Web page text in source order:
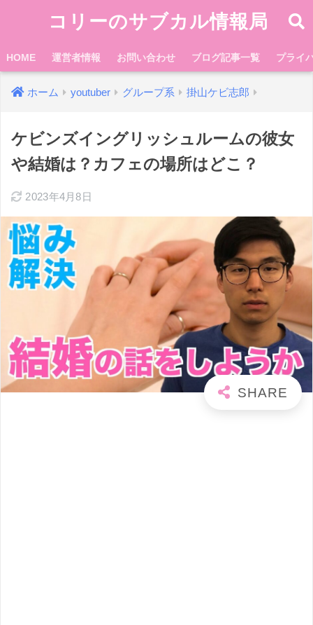
コリーのサブカル情報局
HOME 運営者情報 お問い合わせ ブログ記事一覧 プライ
ホーム youtuber グループ系 掛山ケビ志郎
ケビンズイングリッシュルームの彼女
や結婚は？カフェの場所はどこ？
2023年4月8日